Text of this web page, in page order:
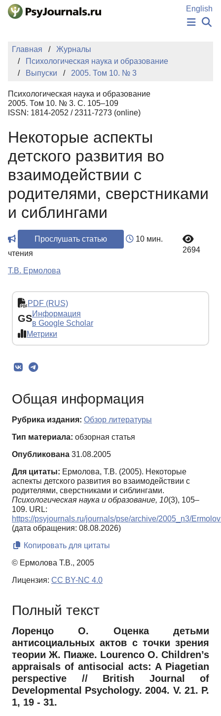
Перейти к основному содержанию
English
НОВОСТИ
ИЗДАНИЯ
АВТОРЫ
БАЗА ЗНАНИЙ
КЛЮЧЕВЫЕ СЛОВА
Регистрация
Главная
Журналы
Психологическая наука и образование
Выпуски
2005. Том 10. № 3
Психологическая наука и образование
2005. Том 10. № 3. С. 105–109
ISSN: 1814-2052 / 2311-7273 (online)
Некоторые аспекты
детского развития во
взаимодействии с
родителями, сверстниками
и сиблингами
Прослушать статью
10 мин.
чтения
2694
Т.В. Ермолова
PDF (RUS)
GSИнформация
в Google Scholar
Метрики
Общая информация
Рубрика издания: Обзор литературы
Тип материала: обзорная статья
Опубликована 31.08.2005
Для цитаты: Ермолова, Т.В. (2005). Некоторые
аспекты детского развития во взаимодействии с
родителями, сверстниками и сиблингами.
Психологическая наука и образование, 10(3), 105–
109. URL:
https://psyjournals.ru/journals/pse/archive/2005_n3/
(дата обращения: 08.08.2026)
Копировать для цитаты
© Ермолова Т.В., 2005
Лицензия: CC BY-NC 4.0
Полный текст
Лоренцо О. Оценка детьми
антисоциальных актов с точки зрения
теории Ж. Пиаже. Lourenco O. Children’s
appraisals of antisocial acts: A Piagetian
perspective // British Journal of
Developmental Psychology. 2004. V. 21. P.
1, 19 - 31.